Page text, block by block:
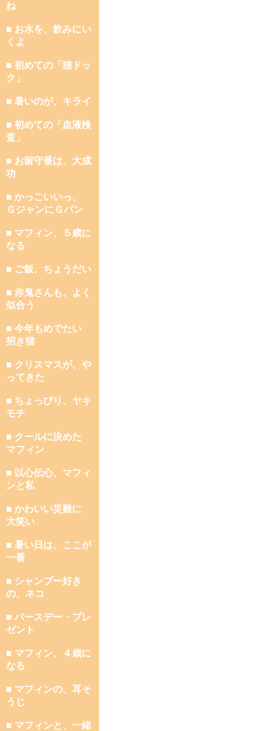
ね
■ お水を、飲みにい
くよ
■ 初めての「猫ドッ
ク」
■ 暑いのが、キライ
■ 初めての「血液検
査」
■ お留守番は、大成
功
■ かっこいいっ、
ＧジャンにＧパン
■ マフィン、５歳に
なる
■ ご飯、ちょうだい
■ 赤鬼さんも、よく
似合う
■ 今年もめでたい
招き猫
■ クリスマスが、や
ってきた
■ ちょっぴり、ヤキ
モチ
■ クールに決めた
マフィン
■ 以心伝心、マフィ
ンと私
■ かわいい災難に
大笑い
■ 暑い日は、ここが
一番
■ シャンプー好き
の、ネコ
■ バースデー・プレ
ゼント
■ マフィン、４歳に
なる
■ マフィンの、耳そ
うじ
■ マフィンと、一緒